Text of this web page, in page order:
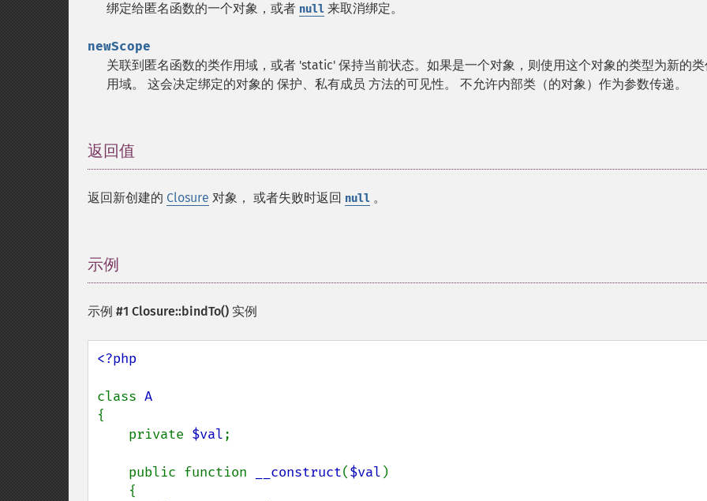
绑定给匿名函数的一个对象，或者 null 来取消绑定。
newScope
关联到匿名函数的类作用域，或者 'static' 保持当前状态。如果是一个对象，则使用这个对象的类型为新的
用域。 这会决定绑定的对象的 保护、私有成员 方法的可见性。 不允许内部类（的对象）作为参数传递。
返回值
返回新创建的 Closure 对象， 或者失败时返回 null 。
示例
示例 #1 Closure::bindTo() 实例
<?php
class
{
    private
$val;
    public function
__construct($val )